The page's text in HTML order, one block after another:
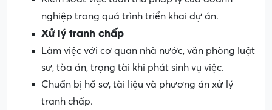
nghiệp trong quá trình triển khai dự án.
Xử lý tranh chấp
Làm việc với cơ quan nhà nước, văn phòng luật
sư, tòa án, trọng tài khi phát sinh vụ việc.
Chuẩn bị hồ sơ, tài liệu và phương án xử lý
tranh chấp.